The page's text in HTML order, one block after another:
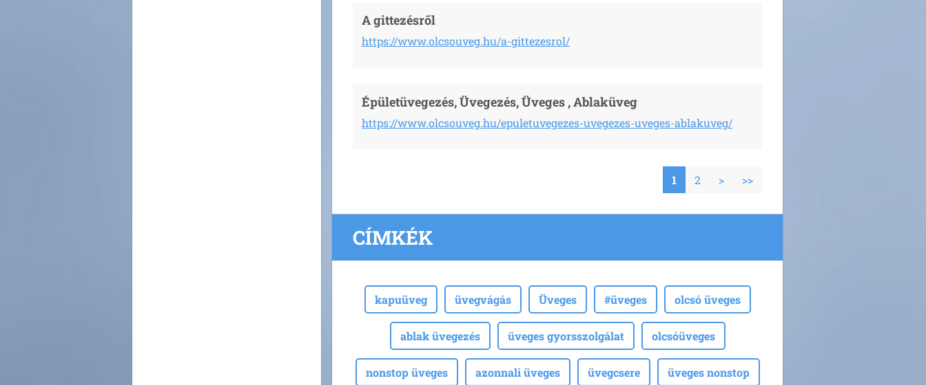
A gittezésről
https://www.olcsouveg.hu/a-gittezesrol/
Épületüvegezés, Üvegezés, Üveges , Ablaküveg
https://www.olcsouveg.hu/epuletuvegezes-uvegezes-uveges-ablakuveg/
1 2 > >>
CÍMKÉK
kapuüveg üvegvágás Üveges #üveges olcsó üveges
ablak üvegezés üveges gyorsszolgálat olcsóüveges
nonstop üveges azonnali üveges üvegcsere üveges nonstop